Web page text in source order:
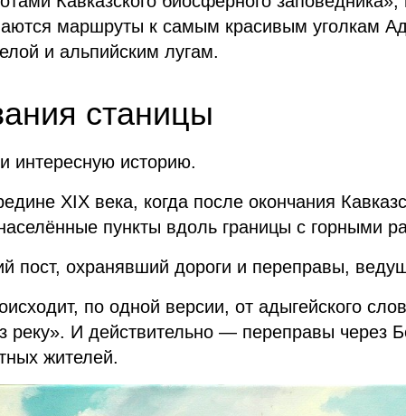
маршруты к самым красивым уголкам
и альпийским лугам.
станицы
интересную историю.
XIX века, когда после окончания
пункты вдоль границы с горными
пост, охранявший дороги и переправы,
по одной версии, от адыгейского
реку». И действительно — переправы через
жителей.